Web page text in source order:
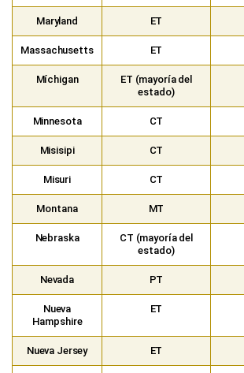
Maryland ET
Massachusetts ET
Míchigan
ET (mayoría del
estado)
Minnesota CT
Misisipi CT
Misuri CT
Montana MT
Nebraska
CT (mayoría del
estado)
Nevada PT
Nueva
Hampshire
ET
Nueva Jersey ET